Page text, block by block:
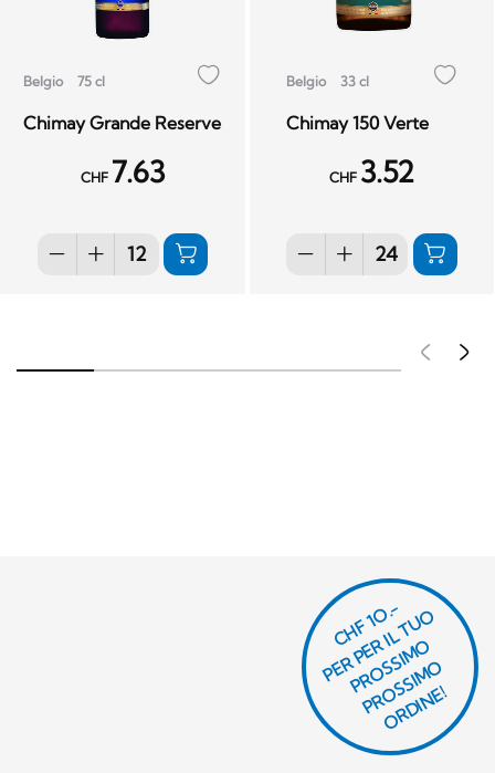
Belgio 75 cl
Chimay Grande Reserve
CHF 7.63
Belgio 33 cl
Chimay 150 Verte
CHF 3.52
CHF 1O.-
P
E
R
P
E
R I
L
T
U
O
P
R
O
S
SI
M
O
P
R
O
S
SI
M
O
O
R
DI
N
E!